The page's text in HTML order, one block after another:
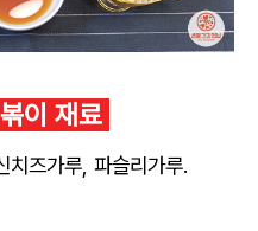
이 재료
치즈가루, 파슬리가루.